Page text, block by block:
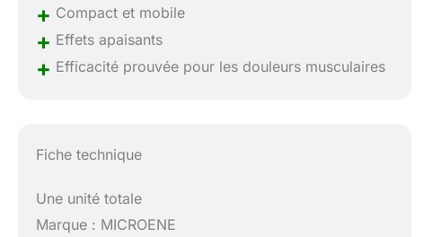
+ Compact et mobile
+ Effets apaisants
+ Efficacité prouvée pour les douleurs musculaires
Fiche technique
Une unité totale
Marque : MICROENE